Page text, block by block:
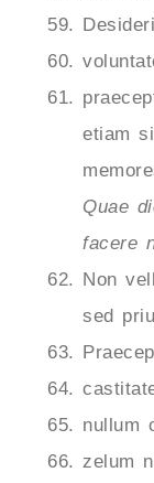
etiam
Quae
facere
Non
sed
nullum
zelum